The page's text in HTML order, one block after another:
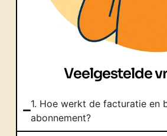
Veelgestelde
1. Hoe werkt de facturatie en
abonnement?